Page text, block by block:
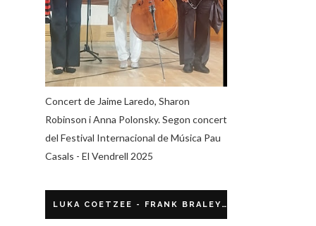
Concert de Jaime Laredo, Sharon
Robinson i Anna Polonsky. Segon concert
del Festival Internacional de Música Pau
Casals - El Vendrell 2025
LUKA COETZEE - FRANK BRALEY